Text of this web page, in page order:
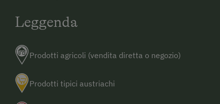
Leggenda
Prodotti agricoli (vendita diretta o negozio)
Prodotti tipici austriachi